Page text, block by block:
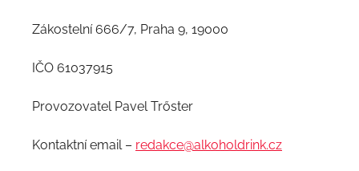
Zákostelní 666/7, Praha 9, 19000
IČO 61037915
Provozovatel Pavel Trőster
Kontaktní email – redakce@alkoholdrink.cz